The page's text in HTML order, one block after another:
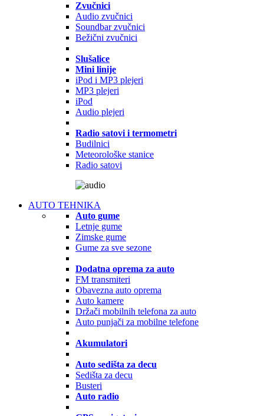
Zvučnici
Audio zvučnici
Soundbar zvučnici
Bežični zvučnici
Slušalice
Mini linije
iPod i MP3 plejeri
MP3 plejeri
iPod
Audio plejeri
Radio satovi i termometri
Budilnici
Meteorološke stanice
Radio satovi
AUTO TEHNIKA
Auto gume
Letnje gume
Zimske gume
Gume za sve sezone
Dodatna oprema za auto
FM transmiteri
Obavezna auto oprema
Auto kamere
Držači mobilnih telefona za auto
Auto punjači za mobilne telefone
Akumulatori
Auto sedišta za decu
Sedišta za decu
Busteri
Auto radio